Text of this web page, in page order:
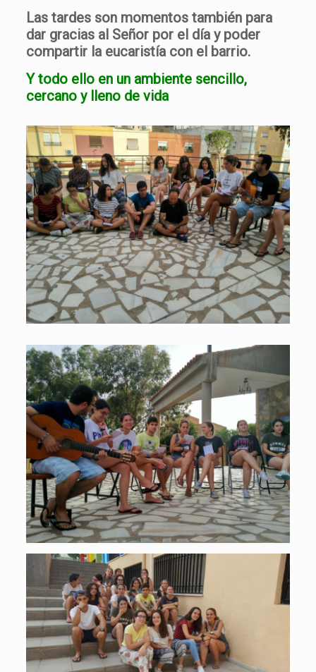
Las tardes son momentos también para
dar gracias al Señor por el día y poder
compartir la eucaristía con el barrio.
Y todo ello en un ambiente sencillo,
cercano y lleno de vida